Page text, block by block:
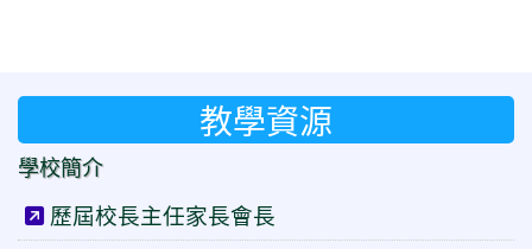
教學資源
學校簡介
歷屆校長主任家長會長